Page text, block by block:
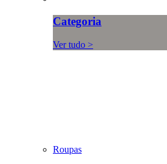
Categoria
Ver tudo >
Roupas